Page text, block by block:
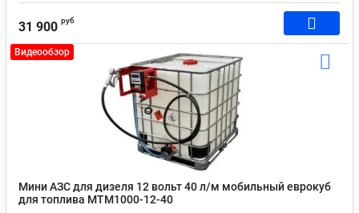
31 900 руб
Видеообзор
Мини АЗС для дизеля 12 вольт 40 л/м мобильный еврокуб
для топлива MTM1000-12-40